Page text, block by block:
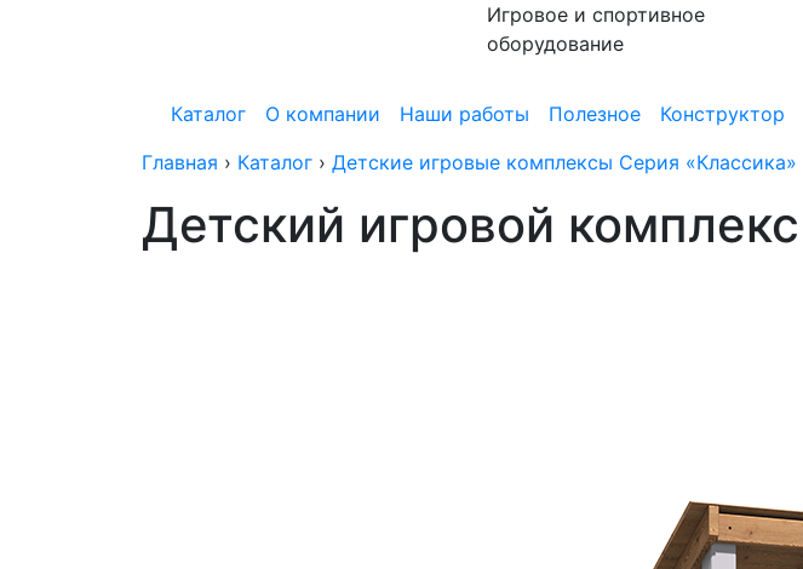
Игровое и спортивное
оборудование
Каталог О компании Наши работы Полезное Конструктор
Главная › Каталог › Детские игровые комплексы Серия «Классика»
Детский игровой комплекс